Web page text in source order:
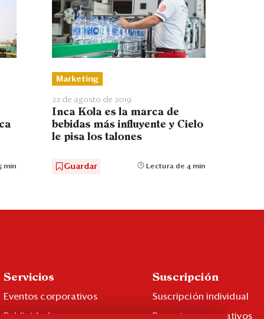
min
Marketing
22 de agosto de 2019
Inca Kola es la marca de
bebidas más influyente y Cielo
le pisa los talones
Guardar Lectura de 4 min
Servicios
Eventos corporativos
Publicidad
Suscripción
Suscripción individual
Paquetes corporativos